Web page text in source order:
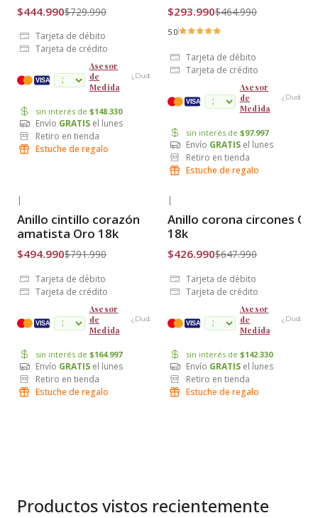
$444.990$729.990
Tarjeta de débito
Tarjeta de crédito
VISA
Asesor
de
Medida
¿Dudas?
sin interés de $148.330
Envío GRATIS el lunes
Retiro en tienda
Estuche de regalo
$293.990$464.990
5.0
Tarjeta de débito
Tarjeta de crédito
VISA
Asesor
de
Medida
¿Dudas?
sin interés de $97.997
Envío GRATIS el lunes
Retiro en tienda
Estuche de regalo
Envío Gratis
|
Anillo cintillo corazón
amatista Oro 18k
$494.990$791.990
Tarjeta de débito
Tarjeta de crédito
VISA
Asesor
de
Medida
¿Dudas? cuotas
sin interés de $164.997
Envío GRATIS el lunes
Retiro en tienda
Estuche de regalo
Envío Gratis
|
Anillo corona circones
18k
$426.990$647.990
Tarjeta de débito
Tarjeta de crédito
VISA
Asesor
de
Medida
¿Dudas?
sin interés de $142.330
Envío GRATIS el lunes
Retiro en tienda
Estuche de regalo
Productos vistos recientemente